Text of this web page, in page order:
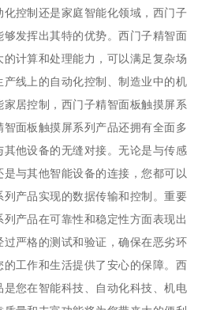
控制还是家庭智能化领域，西门子
发挥出其特的优势。西门子精智面
计算和处理能力，可以满足复杂场
线上的自动化控制、制造业中的机
居控制，西门子精智面板触摸屏系
面板触摸屏系列产品还拥有全面多
他设备的无缝对接。无论是与传感
与其他智能设备的连接，您都可以
产品实现的数据传输和控制。重要
产品在可靠性和稳定性方面表现出
严格的测试和验证，确保在恶劣环
工作和生活提供了安心的保障。西
您在智能科技、自动化科技、机电